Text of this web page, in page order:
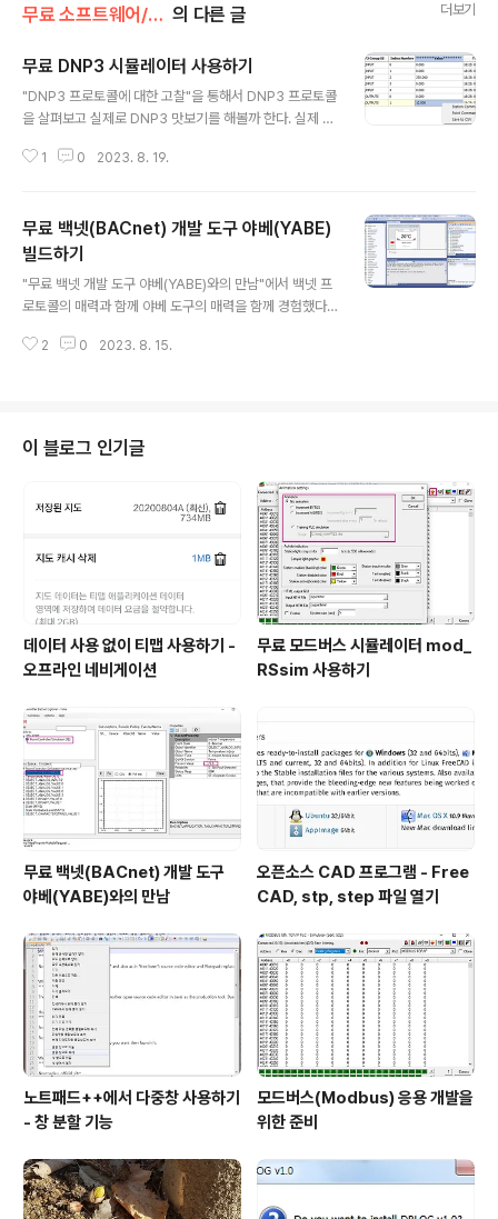
무료 소프트웨어/시스템 도구 의 다른 글 더보기
무료 DNP3 시뮬레이터 사용하기
"DNP3 프로토콜에 대한 고찰"을 통해서 DNP3 프로토콜
을 살펴보고 실제로 DNP3 맛보기를 해볼까 한다. 실제 장
이므로 실제 장비처럼 동작하는 시뮬레이터를 찾아보았다.
제한적인 라이선스이지만 Freyr SCADA에서 배포하고
있는 무료 시뮬레이터를 사용하기로 했다. https://sourc
eforge.net/projects/dnp3-source-code-library/
files/에서는 시뮬레이터와 윈도우 및 리눅스 SDK까지 한
번에 받을 수도 있고, https://sourceforge.net/projec
ts/dnp3-outstation-..
1 0 2023. 8. 19.
무료 백넷(BACnet) 개발 도구 야베(YABE)
빌드하기
"무료 백넷 개발 도구 야베(YABE)와의 만남"에서 백넷 프
로토콜의 매력과 함께 야베 도구의 매력을 함께 경험했다
기로 했다. Addon 프로그램을 추가로 만들 수도 있고 필
일단 비주얼스튜디오이고 시스템에 .NET Framework
4.8 개발자팩이 설치되어 있는지 확인해야 한다. 없다면 h
ttps://dotnet.microsoft.com/ko-kr/download/vis
ual-studio-sdks?cid=getdotnetsdk를 참조한다. 야
2 0 2023. 8. 15.
이 블로그 인기글
데이터 사용 없이 티맵 사용하기 -
오프라인 네비게이션
무료 모드버스 시뮬레이터 mod_
RSsim 사용하기
무료 백넷(BACnet) 개발 도구
야베(YABE)와의 만남
오픈소스 CAD 프로그램 - Free
CAD, stp, step 파일 열기
노트패드++에서 다중창 사용하기
- 창 분할 기능
모드버스(Modbus) 응용 개발을
위한 준비